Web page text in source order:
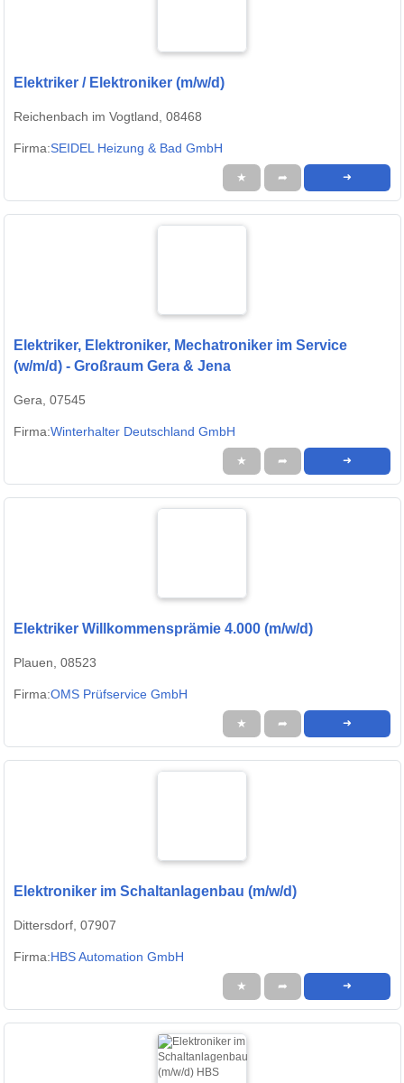
Elektriker / Elektroniker (m/w/d)
Reichenbach im Vogtland, 08468
Firma:SEIDEL Heizung & Bad GmbH
★ ➦ ➜
Elektriker, Elektroniker, Mechatroniker im Service
(w/m/d) - Großraum Gera & Jena
Gera, 07545
Firma:Winterhalter Deutschland GmbH
★ ➦ ➜
Elektriker Willkommensprämie 4.000 (m/w/d)
Plauen, 08523
Firma:OMS Prüfservice GmbH
★ ➦ ➜
Elektroniker im Schaltanlagenbau (m/w/d)
Dittersdorf, 07907
Firma:HBS Automation GmbH
★ ➦ ➜